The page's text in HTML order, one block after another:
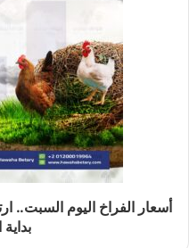
أسعار الفراخ اليوم السبت..